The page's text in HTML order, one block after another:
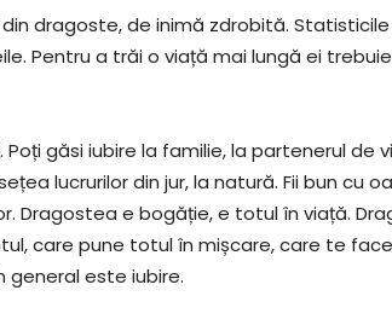
dragoste, de inimă zdrobită.
Pentru a trăi o viață mai lungă ei
găsi iubire la familie, la partenerul de
lucrurilor din jur, la natură. Fii bun cu
Dragostea e bogăție, e totul în viață.
care pune totul în mișcare, care te face
este iubire.